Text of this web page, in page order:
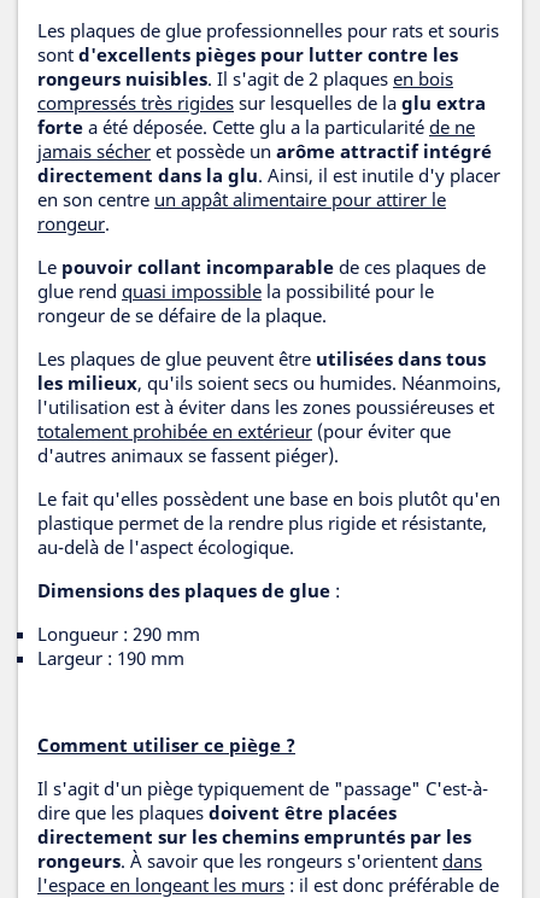
Les plaques de glue professionnelles pour rats et souris
sont d'excellents pièges pour lutter contre les
rongeurs nuisibles. Il s'agit de 2 plaques en bois
compressés très rigides sur lesquelles de la glu extra
forte a été déposée. Cette glu a la particularité de ne
jamais sécher et possède un arôme attractif intégré
directement dans la glu. Ainsi, il est inutile d'y placer
en son centre un appât alimentaire pour attirer le
rongeur.
Le pouvoir collant incomparable de ces plaques de
glue rend quasi impossible la possibilité pour le
rongeur de se défaire de la plaque.
Les plaques de glue peuvent être utilisées dans tous
les milieux, qu'ils soient secs ou humides. Néanmoins,
l'utilisation est à éviter dans les zones poussiéreuses et
totalement prohibée en extérieur (pour éviter que
d'autres animaux se fassent piéger).
Le fait qu'elles possèdent une base en bois plutôt qu'en
plastique permet de la rendre plus rigide et résistante,
au-delà de l'aspect écologique.
Dimensions des plaques de glue :
Longueur : 290 mm
Largeur : 190 mm
Comment utiliser ce piège ?
Il s'agit d'un piège typiquement de "passage" C'est-à-
dire que les plaques doivent être placées
directement sur les chemins empruntés par les
rongeurs. À savoir que les rongeurs s'orientent dans
l'espace en longeant les murs : il est donc préférable de